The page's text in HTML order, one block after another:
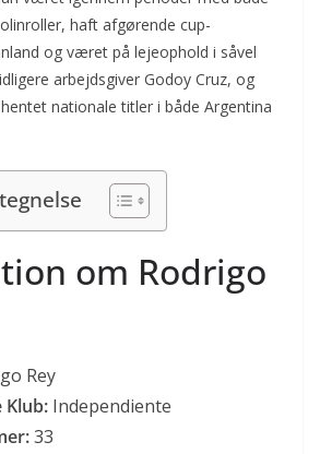
haft afgørende cup-
og været på lejeophold i såvel
arbejdsgiver Godoy Cruz, og
nationale titler i både Argentina
om Rodrigo
Rey
Independiente
33